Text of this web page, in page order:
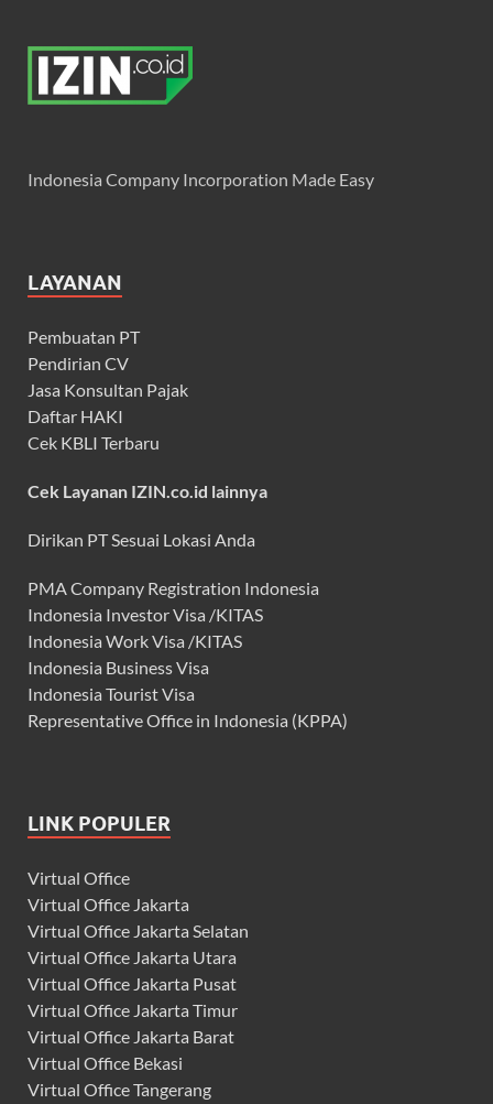
Indonesia Company Incorporation Made Easy
LAYANAN
Pembuatan PT
Pendirian CV
Jasa Konsultan Pajak
Daftar HAKI
Cek KBLI Terbaru
Cek Layanan IZIN.co.id lainnya
Dirikan PT Sesuai Lokasi Anda
PMA Company Registration Indonesia
Indonesia Investor Visa /KITAS
Indonesia Work Visa /KITAS
Indonesia Business Visa
Indonesia Tourist Visa
Representative Office in Indonesia (KPPA)
LINK POPULER
Virtual Office
Virtual Office Jakarta
Virtual Office Jakarta Selatan
Virtual Office Jakarta Utara
Virtual Office Jakarta Pusat
Virtual Office Jakarta Timur
Virtual Office Jakarta Barat
Virtual Office Bekasi
Virtual Office Tangerang